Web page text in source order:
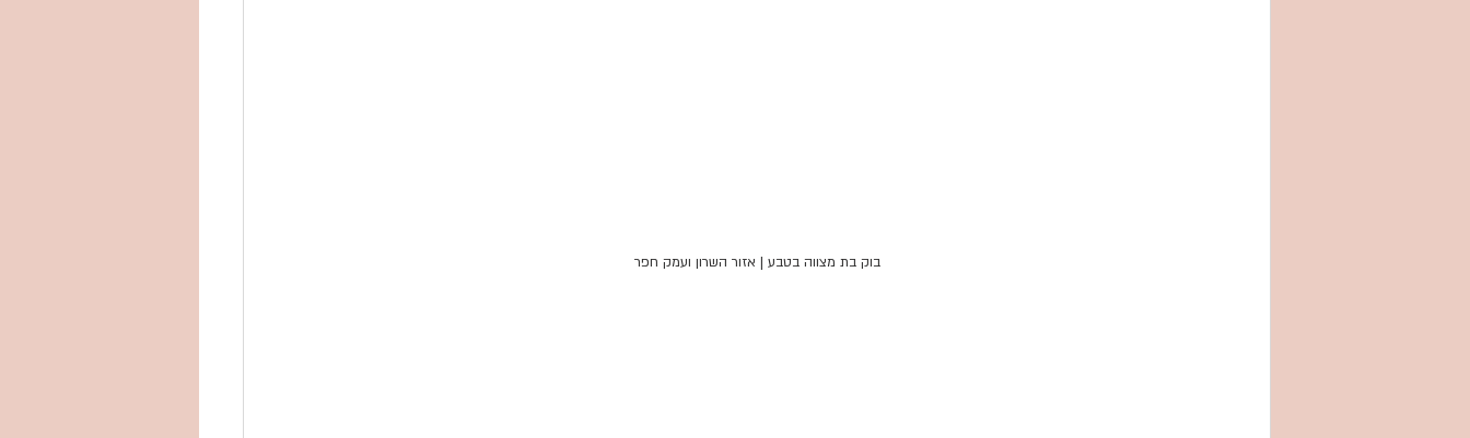
בוק בת מצווה בטבע | אזור השרון ועמק חפר